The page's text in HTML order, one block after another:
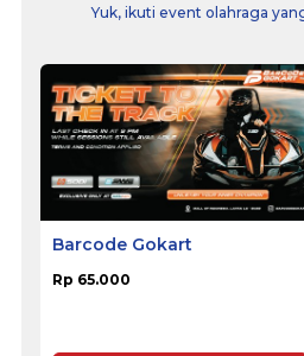
Yuk, ikuti event olahraga
Barcode Gokart
Rp 65.000